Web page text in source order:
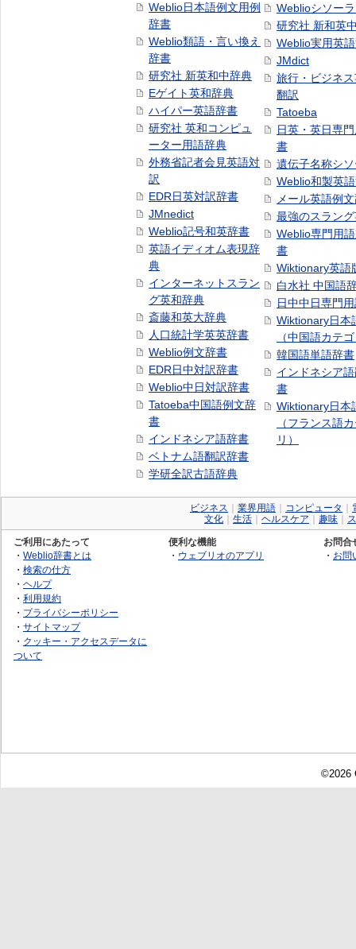
Weblio日本語例文用例
辞書
Weblio類語・言い換え
辞書
研究社 新英和中辞典
Eゲイト英和辞典
ハイパー英語辞書
研究社 英和コンピュ
ーター用語辞典
外務省記者会見英語対
訳
EDR日英対訳辞書
JMnedict
Weblio記号和英辞書
英語イディオム表現辞
典
インターネットスラン
グ英和辞典
斎藤和英大辞典
人口統計学英英辞書
Weblio例文辞書
EDR日中対訳辞書
Weblio中日対訳辞書
Tatoeba中国語例文辞
書
インドネシア語辞書
ベトナム語翻訳辞書
学研全訳古語辞典
Weblioシソー
研究社 新和英
Weblio実用英
JMdict
旅行・ビジネ
翻訳
Tatoeba
日英・英日専
書
遺伝子名称シ
Weblio和製英
メール英語例
最強のスラン
Weblio専門用
書
Wiktionary英語
白水社 中国語
日中中日専門
Wiktionary日本
（中国語カテ
韓国語単語辞書
インドネシア
書
Wiktionary日本
（フランス語
リ）
ビジネス 業界用語 コンピュータ
文化
生活 ヘルスケア 趣味
ご利用にあたって
・ Weblio辞書とは
・ 検索の仕方
・ ヘルプ
・ 利用規約
・ プライバシーポリシー
・ サイトマップ
・ クッキー・アクセスデータに
ついて
便利な機能
・ ウェブリオのアプリ
お問合
・ お問
©2026